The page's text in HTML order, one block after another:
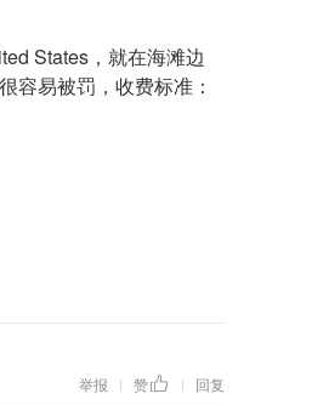
States，就在海滩边
容易被罚，收费标准：
举报 | 赞 | 回复